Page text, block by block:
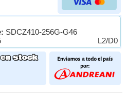
SDCZ410-256G-G46
L2/D0